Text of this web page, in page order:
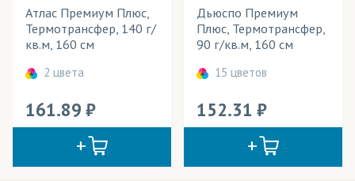
Атлас Премиум Плюс,
Термотрансфер, 140 г/
кв.м, 160 см
2 цвета
161.89
Дьюспо Премиум
Плюс, Термотрансфер,
90 г/кв.м, 160 см
15 цветов
152.31